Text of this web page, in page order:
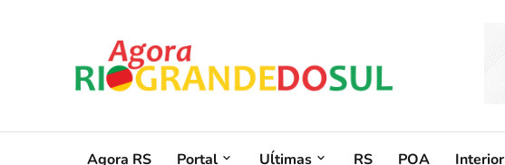
Agora RS Portal Uĺtimas RS POA Interior